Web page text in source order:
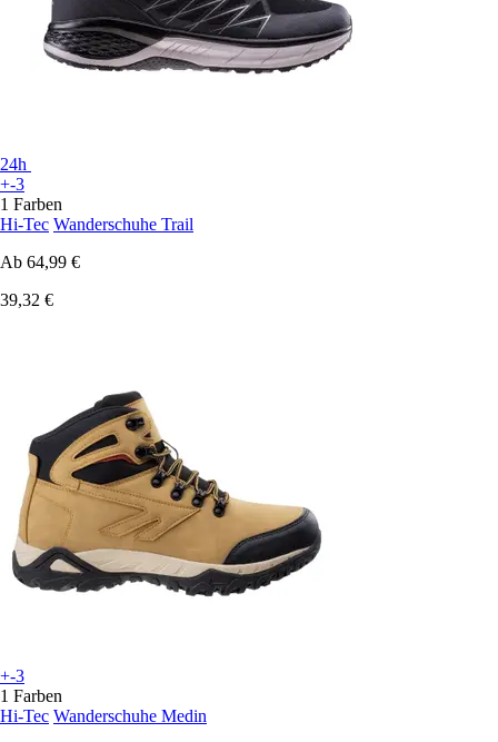
24h
+-3
1 Farben
Hi-Tec Wanderschuhe Trail
Ab 64,99 €
39,32 €
+-3
1 Farben
Hi-Tec Wanderschuhe Medin